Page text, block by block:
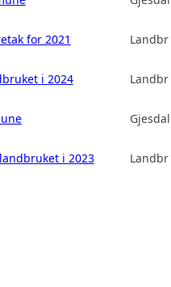
for 2021
i 2024
i 2023